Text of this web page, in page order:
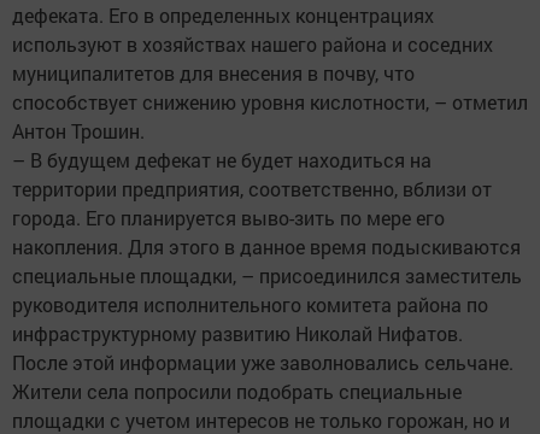
дефеката. Его в определенных концентрациях
используют в хозяйствах нашего района и соседних
муниципалитетов для внесения в почву, что
способствует снижению уровня кислотности, – отметил
Антон Трошин.
– В будущем дефекат не будет находиться на
территории предприятия, соответственно, вблизи от
города. Его планируется выво-зить по мере его
накопления. Для этого в данное время подыскиваются
специальные площадки, – присоединился заместитель
руководителя исполнительного комитета района по
инфраструктурному развитию Николай Нифатов.
После этой информации уже заволновались сельчане.
Жители села попросили подобрать специальные
площадки с учетом интересов не только горожан, но и